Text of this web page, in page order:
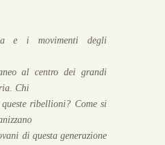
e i movimenti degli
al centro dei grandi
Chi
ribellioni? Come si
di questa generazione